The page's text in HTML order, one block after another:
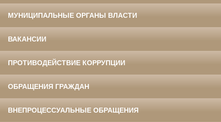
МУНИЦИПАЛЬНЫЕ ОРГАНЫ ВЛАСТИ
ВАКАНСИИ
ПРОТИВОДЕЙСТВИЕ КОРРУПЦИИ
ОБРАЩЕНИЯ ГРАЖДАН
ВНЕПРОЦЕССУАЛЬНЫЕ ОБРАЩЕНИЯ